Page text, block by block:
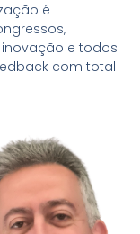
é
e todos
com total